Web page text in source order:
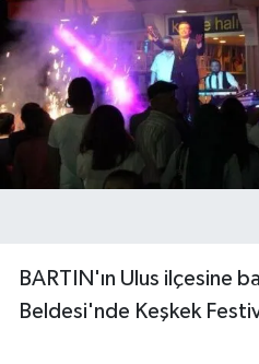
BARTIN'ın Ulus ilçesine
Beldesi'nde Keşkek